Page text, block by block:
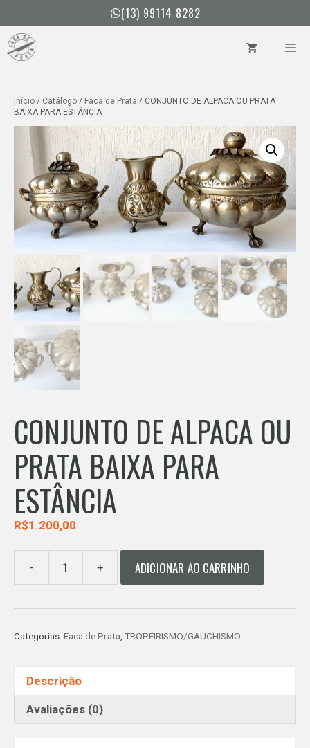
para
conteúdo
(13) 99114 8282
Início / Catálogo / Faca de Prata / CONJUNTO DE ALPACA OU PRATA
BAIXA PARA ESTÂNCIA
CONJUNTO DE ALPACA OU
PRATA BAIXA PARA
ESTÂNCIA
R$1.200,00
-
CONJUNTO
ALPACA
PRATA
+ ADICIONAR AO CARRINHO
Categorias: Faca de Prata, TROPEIRISMO/GAUCHISMO
Descrição
Avaliações (0)